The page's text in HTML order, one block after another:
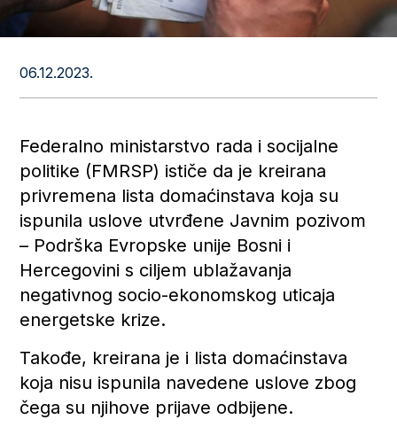
06.12.2023.
Federalno ministarstvo rada i socijalne
politike (FMRSP) ističe da je kreirana
privremena lista domaćinstava koja su
ispunila uslove utvrđene Javnim pozivom
– Podrška Evropske unije Bosni i
Hercegovini s ciljem ublažavanja
negativnog socio-ekonomskog uticaja
energetske krize.
Takođe, kreirana je i lista domaćinstava
koja nisu ispunila navedene uslove zbog
čega su njihove prijave odbijene.